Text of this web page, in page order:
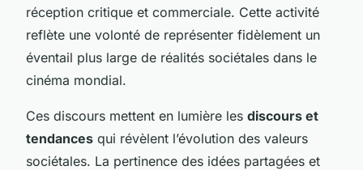
réception critique et commerciale. Cette activité
reflète une volonté de représenter fidèlement un
éventail plus large de réalités sociétales dans le
cinéma mondial.
Ces discours mettent en lumière les discours et
tendances qui révèlent l’évolution des valeurs
sociétales. La pertinence des idées partagées et